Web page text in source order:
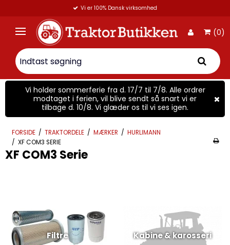
Vi er 100% Dansk virksomhed
(0)
Vi holder sommerferie fra d. 17/7 til 7/8. Alle ordrer
modtaget i ferien, vil blive sendt så snart vi er
tilbage d. 10/8. Vi glæder os til vi ses igen.
FORSIDE / TRAKTORDELE / MÆRKER / HURLIMANN
/ XF COM3 SERIE
XF COM3 Serie
Filtre Kabine & karosseri